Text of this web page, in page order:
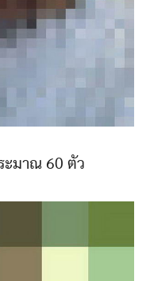
ะมาณ 60 ตัว